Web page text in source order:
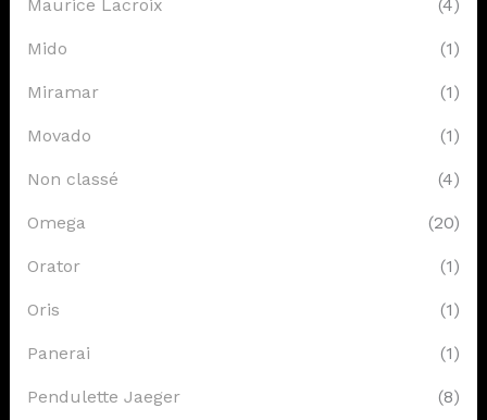
Maurice Lacroix (4)
Mido (1)
Miramar (1)
Movado (1)
Non classé (4)
Omega (20)
Orator (1)
Oris (1)
Panerai (1)
Pendulette Jaeger (8)